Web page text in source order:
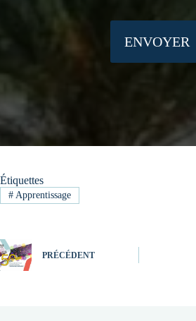
ENVOYER
Étiquettes
#Apprentissage
PRÉCÉDENT